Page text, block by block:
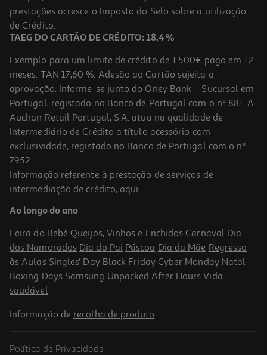
1,64 €
Aroma Condi Baunilha Pó 12 G
99.17 €/Kg
1,19 €
prestações acresce o Imposto do Selo sobre a utilização
de Crédito.
TAEG DO CARTÃO DE CRÉDITO: 18,4 %
Exemplo para um limite de crédito de 1.500€ pago em 12
meses. TAN 17,60 %. Adesão ao Cartão sujeita a
aprovação. Informe-se junto do Oney Bank – Sucursal em
Portugal, registado no Banco de Portugal com o nº 881. A
Auchan Retail Portugal, S.A. atua na qualidade de
Intermediário de Crédito a título acessório com
exclusividade, registado no Banco de Portugal com o nº
7952.
Informação referente à prestação de serviços de
intermediação de crédito, aqui.
Ao longo do ano
Feira do Bebé Queijos, Vinhos e Enchidos Carnaval Dia
dos Namorados Dia do Pai Páscoa Dia da Mãe Regresso
às Aulas Singles' Day Black Friday Cyber Monday Natal
Boxing Days Samsung Unpacked After Hours Vida
saudável
Informação de recolha de produto.
Política de Privacidade